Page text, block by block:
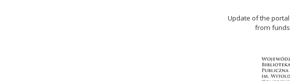
Update of the portal
from funds